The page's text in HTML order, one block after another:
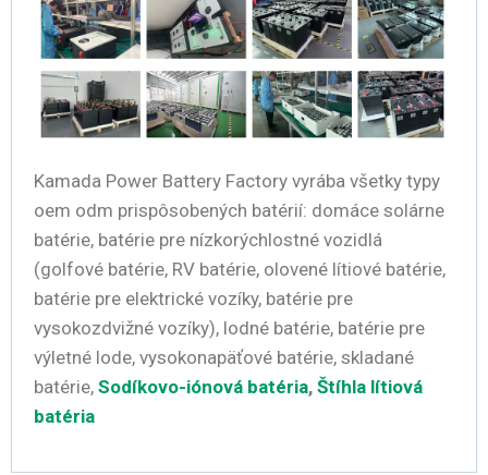
Kamada Power Battery Factory vyrába všetky typy
oem odm prispôsobených batérií: domáce solárne
batérie, batérie pre nízkorýchlostné vozidlá
(golfové batérie, RV batérie, olovené lítiové batérie,
batérie pre elektrické vozíky, batérie pre
vysokozdvižné vozíky), lodné batérie, batérie pre
výletné lode, vysokonapäťové batérie, skladané
batérie, Sodíkovo-iónová batéria, Štíhla lítiová
batéria